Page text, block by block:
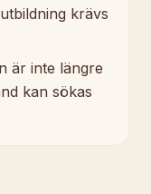
krävs
är inte längre
kan sökas